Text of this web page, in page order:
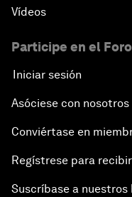
Vídeos
Participe en el Foro
Iniciar sesión
Asóciese con nosotros
Conviértase en
Regístrese para
Suscríbase a